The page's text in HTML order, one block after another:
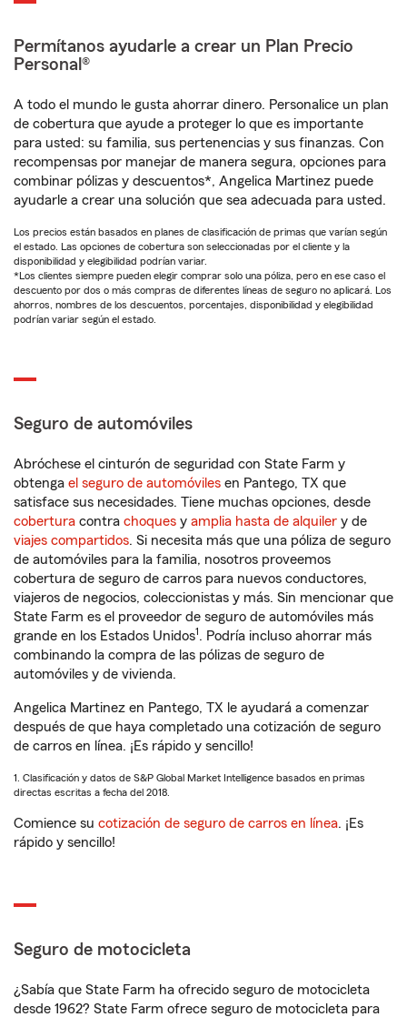
Permítanos ayudarle a crear un Plan Precio
Personal®
A todo el mundo le gusta ahorrar dinero. Personalice un plan
de cobertura que ayude a proteger lo que es importante
para usted: su familia, sus pertenencias y sus finanzas. Con
recompensas por manejar de manera segura, opciones para
combinar pólizas y descuentos*, Angelica Martinez puede
ayudarle a crear una solución que sea adecuada para usted.
Los precios están basados en planes de clasificación de primas que varían según
el estado. Las opciones de cobertura son seleccionadas por el cliente y la
disponibilidad y elegibilidad podrían variar.
*Los clientes siempre pueden elegir comprar solo una póliza, pero en ese caso el
descuento por dos o más compras de diferentes líneas de seguro no aplicará. Los
ahorros, nombres de los descuentos, porcentajes, disponibilidad y elegibilidad
podrían variar según el estado.
Seguro de automóviles
Abróchese el cinturón de seguridad con State Farm y
obtenga el seguro de automóviles en Pantego, TX que
satisface sus necesidades. Tiene muchas opciones, desde
cobertura contra choques y amplia hasta de alquiler y de
viajes compartidos. Si necesita más que una póliza de seguro
de automóviles para la familia, nosotros proveemos
cobertura de seguro de carros para nuevos conductores,
viajeros de negocios, coleccionistas y más. Sin mencionar que
State Farm es el proveedor de seguro de automóviles más
grande en los Estados Unidos1. Podría incluso ahorrar más
combinando la compra de las pólizas de seguro de
automóviles y de vivienda.
Angelica Martinez en Pantego, TX le ayudará a comenzar
después de que haya completado una cotización de seguro
de carros en línea. ¡Es rápido y sencillo!
1. Clasificación y datos de S&P Global Market Intelligence basados en primas
directas escritas a fecha del 2018.
Comience su cotización de seguro de carros en línea. ¡Es
rápido y sencillo!
Seguro de motocicleta
¿Sabía que State Farm ha ofrecido seguro de motocicleta
desde 1962? State Farm ofrece seguro de motocicleta para